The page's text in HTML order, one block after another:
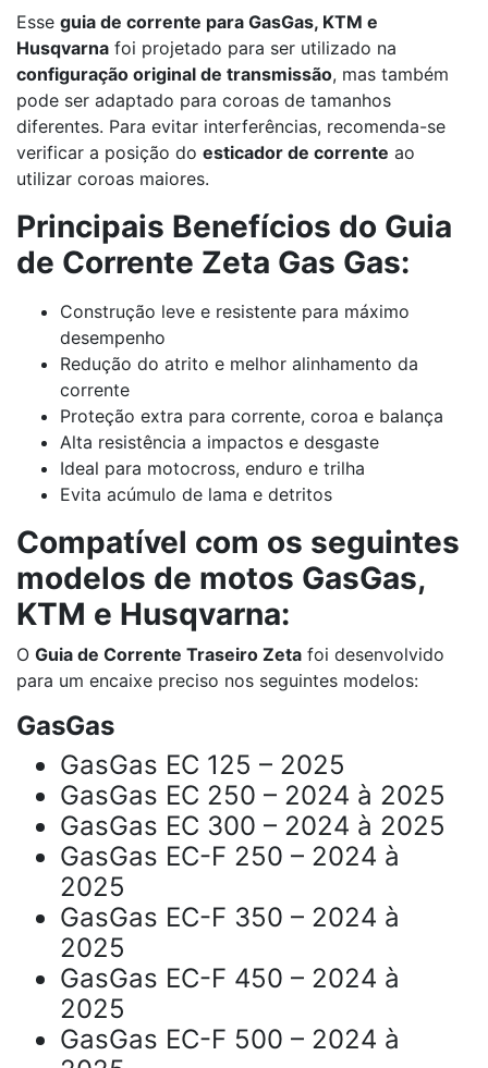
Esse guia de corrente para GasGas, KTM e
Husqvarna foi projetado para ser utilizado na
configuração original de transmissão, mas também
pode ser adaptado para coroas de tamanhos
diferentes. Para evitar interferências, recomenda-se
verificar a posição do esticador de corrente ao
utilizar coroas maiores.
Principais Benefícios do Guia
de Corrente Zeta Gas Gas:
Construção leve e resistente para máximo
desempenho
Redução do atrito e melhor alinhamento da
corrente
Proteção extra para corrente, coroa e balança
Alta resistência a impactos e desgaste
Ideal para motocross, enduro e trilha
Evita acúmulo de lama e detritos
Compatível com os seguintes
modelos de motos GasGas,
KTM e Husqvarna:
O Guia de Corrente Traseiro Zeta foi desenvolvido
para um encaixe preciso nos seguintes modelos:
GasGas
GasGas EC 125 – 2025
GasGas EC 250 – 2024 à 2025
GasGas EC 300 – 2024 à 2025
GasGas EC-F 250 – 2024 à
2025
GasGas EC-F 350 – 2024 à
2025
GasGas EC-F 450 – 2024 à
2025
GasGas EC-F 500 – 2024 à